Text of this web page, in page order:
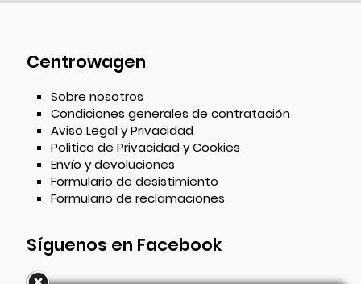
Centrowagen
Sobre nosotros
Condiciones generales de contratación
Aviso Legal y Privacidad
Politica de Privacidad y Cookies
Envío y devoluciones
Formulario de desistimiento
Formulario de reclamaciones
Síguenos en Facebook